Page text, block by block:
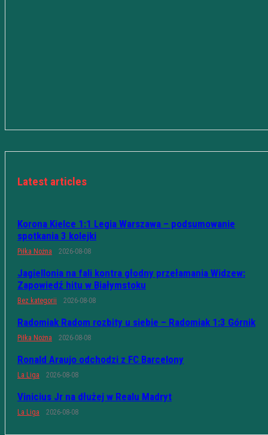
Latest articles
Korona Kielce 1:1 Legia Warszawa – podsumowanie
spotkania 3 kolejki
Piłka Nożna 2026-08-08
Jagiellonia na fali kontra głodny przełamania Widzew:
Zapowiedź hitu w Białymstoku
Bez kategorii 2026-08-08
Radomiak Radom rozbity u siebie – Radomiak 1:3 Górnik
Piłka Nożna 2026-08-08
Ronald Araujo odchodzi z FC Barcelony
La Liga 2026-08-08
Vinicius Jr na dłużej w Realu Madryt
La Liga 2026-08-08